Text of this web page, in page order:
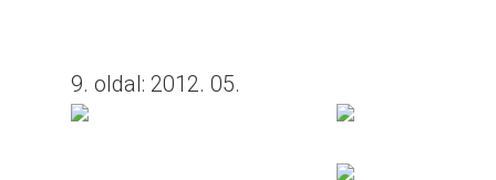
9. oldal: 2012. 05.